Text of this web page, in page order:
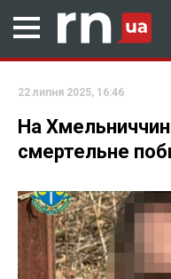
22 липня 2025, 16:46
На
смертельне